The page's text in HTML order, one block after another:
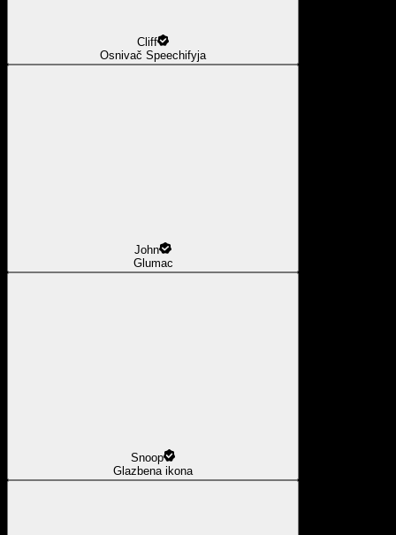
Cliff
Osnivač Speechifyja
John
Glumac
Snoop
Glazbena ikona